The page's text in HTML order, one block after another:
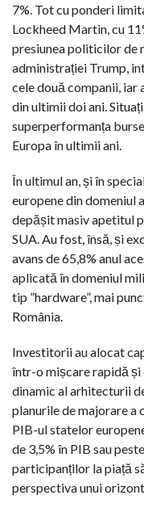
7%. Tot cu ponderi
Lockheed Martin, cu
presiunea politicilor de
administrației Trump,
cele două companii, iar
din ultimii doi ani.
superperformanța
Europa în ultimii ani.
În ultimul an, și în
europene din domeniul
depășit masiv apetitul
SUA. Au fost, însă, și
avans de 65,8% anul
aplicată în domeniul
tip ”hardware”, mai
România.
Investitorii au alocat
într-o mișcare rapidă și
dinamic al arhitecturii
planurile de majorare
PIB-ul statelor
de 3,5% în PIB sau
participanților la piață
perspectiva unui